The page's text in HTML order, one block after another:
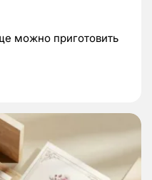
можно приготовить